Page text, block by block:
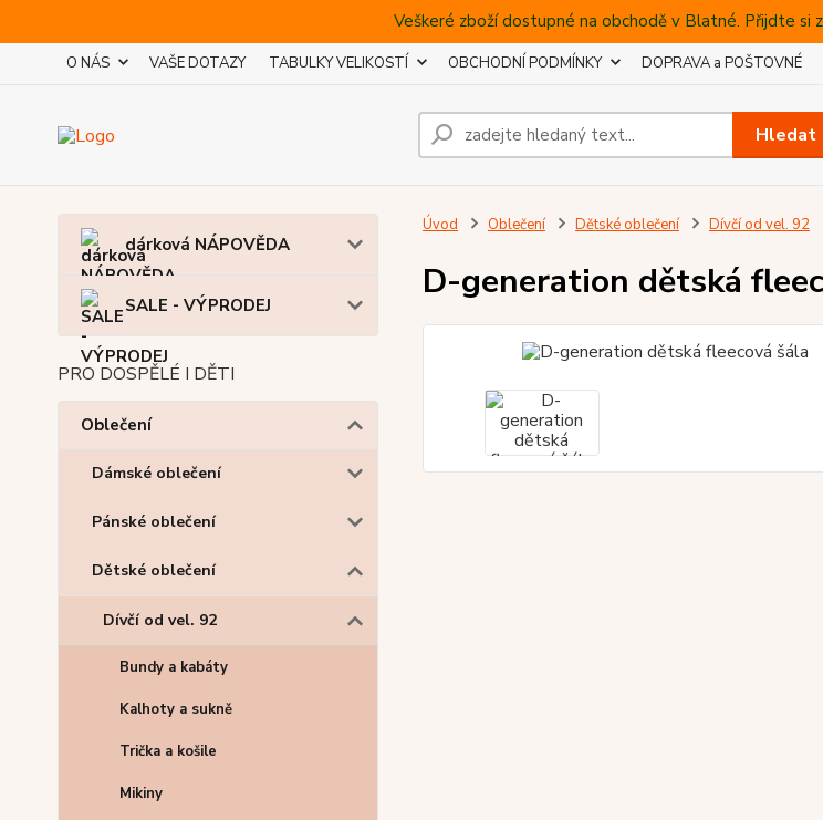
Veškeré zboží dostupné na obchodě v Blatné. Přijdte si
O NÁS VAŠE DOTAZY TABULKY VELIKOSTÍ OBCHODNÍ PODMÍNKY DOPRAVA a POŠTOVNÉ
Hledat
dárková NÁPOVĚDA
SALE - VÝPRODEJ
PRO DOSPĚLÉ I DĚTI
Oblečení
Dámské oblečení
Pánské oblečení
Dětské oblečení
Dívčí od vel. 92
Bundy a kabáty
Kalhoty a sukně
Trička a košile
Mikiny
Úvod Oblečení Dětské oblečení Dívčí od vel. 92
D-generation dětská